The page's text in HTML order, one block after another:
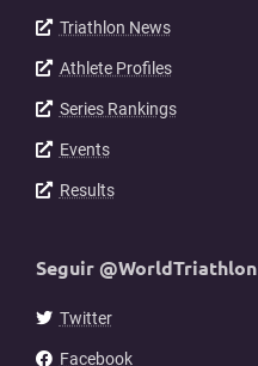
Triathlon News
Athlete Profiles
Series Rankings
Events
Results
Seguir @WorldTriathlon
Twitter
Facebook